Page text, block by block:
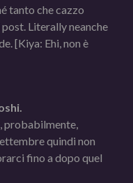
tanto che cazzo
Literally neanche
[Kiya: Ehi, non è
probabilmente,
quindi non
fino a dopo quel